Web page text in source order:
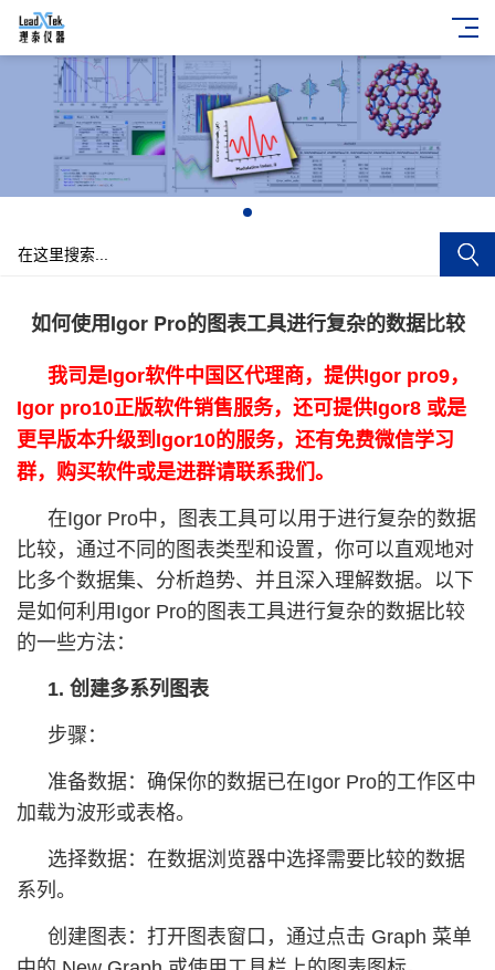
如何使用Igor Pro的图表工具进行复杂的数据比较
我司是Igor软件中国区代理商，提供Igor pro9，
Igor pro10正版软件销售服务，还可提供Igor8 或是
更早版本升级到Igor10的服务，还有免费微信学习
群，购买软件或是进群请联系我们。
在Igor Pro中，图表工具可以用于进行复杂的数据
比较，通过不同的图表类型和设置，你可以直观地对
比多个数据集、分析趋势、并且深入理解数据。以下
是如何利用Igor Pro的图表工具进行复杂的数据比较
的一些方法：
1. 创建多系列图表
步骤：
准备数据：确保你的数据已在Igor Pro的工作区中
加载为波形或表格。
选择数据：在数据浏览器中选择需要比较的数据
系列。
创建图表：打开图表窗口，通过点击 Graph 菜单